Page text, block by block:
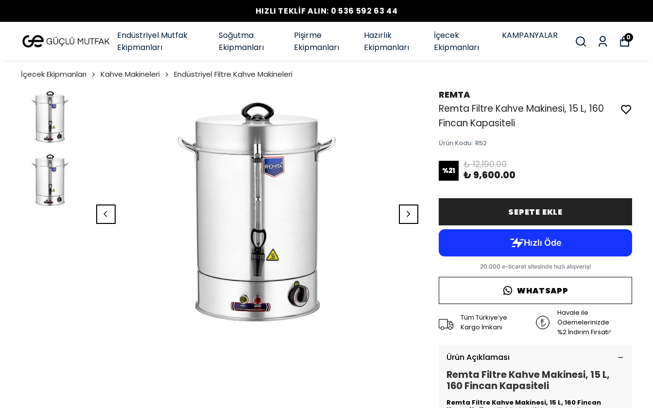
HIZLI TEKLİF ALIN: 0 536 592 63 44
Endüstriyel Mutfak
Ekipmanları
Soğutma
Ekipmanları
Pişirme
Ekipmanları
Hazırlık
Ekipmanları
İçecek
Ekipmanları
KAMPANYALAR 0
İçecek Ekipmanları Kahve Makineleri Endüstriyel Filtre Kahve Makineleri
REMTA
Remta Filtre Kahve Makinesi, 15 L, 160
Fincan Kapasiteli
Ürün Kodu: R52
%21
₺ 12,190.00
₺ 9,600.00
SEPETE EKLE
WHATSAPP
Tüm Türkiye’ye
Kargo İmkanı
Havale ile
Ödemelerinizde
%2 İndirim Fırsatı!
Ürün Açıklaması
Remta Filtre Kahve Makinesi, 15 L,
160 Fincan Kapasiteli
Remta Filtre Kahve Makinesi, 15 L, 160 Fincan